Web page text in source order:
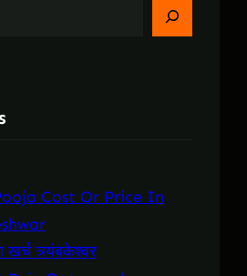
Cost Or Price In
खर्च त्र्यंबकेश्वर